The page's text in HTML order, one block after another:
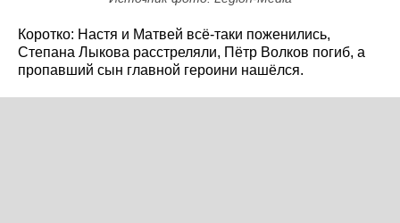
Коротко: Настя и Матвей всё-таки поженились,
Степана Лыкова расстреляли, Пётр Волков погиб, а
пропавший сын главной героини нашёлся.